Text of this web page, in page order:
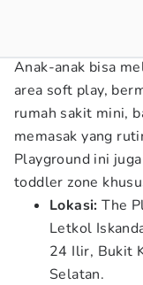
Anak-anak bisa
area soft play,
rumah sakit mini,
memasak yang
Playground ini
toddler zone
Lokasi: The
Letkol
24 Ilir, Bukit
Selatan.